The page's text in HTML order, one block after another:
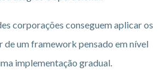
corporações conseguem aplicar os
de um framework pensado em nível
implementação gradual.